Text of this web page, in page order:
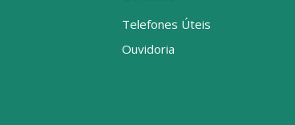
Telefones Úteis
Ouvidoria